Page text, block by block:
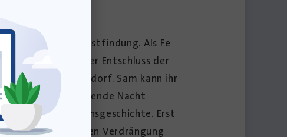
an.
ein Akt der Selbstfindung. Als Fe
dass dieser Entschluss der
Flucht ihr Heimatdorf. Sam kann ihr
Die darauffolgende Nacht
Sam ihre Lebensgeschichte. Erst
aus der versuchten Verdrängung